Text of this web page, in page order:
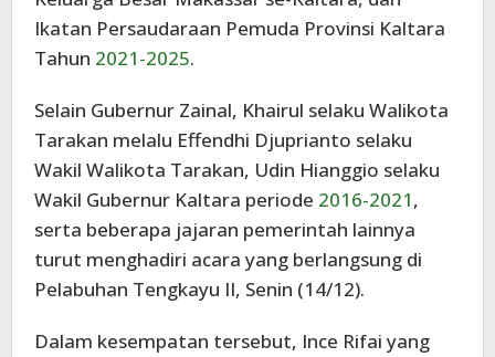
Ikatan Persaudaraan Pemuda Provinsi Kaltara
Tahun 2021-2025.
Selain Gubernur Zainal, Khairul selaku Walikota
Tarakan melalu Effendhi Djuprianto selaku
Wakil Walikota Tarakan, Udin Hianggio selaku
Wakil Gubernur Kaltara periode 2016-2021,
serta beberapa jajaran pemerintah lainnya
turut menghadiri acara yang berlangsung di
Pelabuhan Tengkayu II, Senin (14/12).
Dalam kesempatan tersebut, Ince Rifai yang